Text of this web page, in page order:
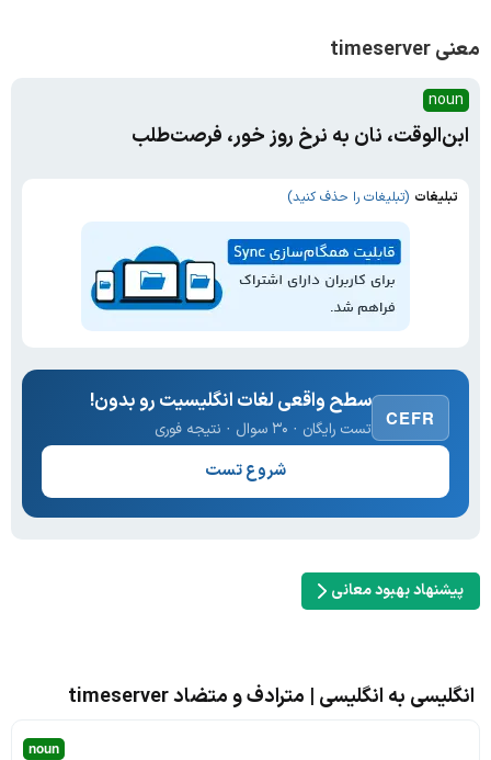
معنی timeserver
noun
ابن‌الوقت، نان به نرخ روز خور، فرصت‌طلب
تبلیغات (تبلیغات را حذف کنید)
CEFR
سطح واقعی لغات انگلیسیت رو بدون!
تست رایگان · ۳۰ سوال · نتیجه فوری
شروع تست
پیشنهاد بهبود معانی
انگلیسی به انگلیسی | مترادف و متضاد timeserver
noun